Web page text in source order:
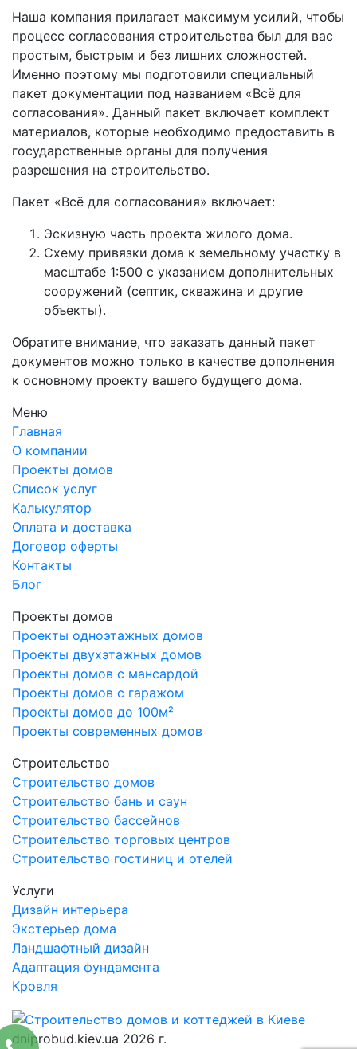
Наша компания прилагает максимум усилий, чтобы
процесс согласования строительства был для вас
простым, быстрым и без лишних сложностей.
Именно поэтому мы подготовили специальный
пакет документации под названием «Всё для
согласования». Данный пакет включает комплект
материалов, которые необходимо предоставить в
государственные органы для получения
разрешения на строительство.
Пакет «Всё для согласования» включает:
Эскизную часть проекта жилого дома.
Схему привязки дома к земельному участку в
масштабе 1:500 с указанием дополнительных
сооружений (септик, скважина и другие
объекты).
Обратите внимание, что заказать данный пакет
документов можно только в качестве дополнения
к основному проекту вашего будущего дома.
Меню
Главная
О компании
Проекты домов
Список услуг
Калькулятор
Оплата и доставка
Договор оферты
Контакты
Блог
Проекты домов
Проекты одноэтажных домов
Проекты двухэтажных домов
Проекты домов с мансардой
Проекты домов с гаражом
Проекты домов до 100м²
Проекты современных домов
Строительство
Строительство домов
Строительство бань и саун
Строительство бассейнов
Строительство торговых центров
Строительство гостиниц и отелей
Услуги
Дизайн интерьера
Экстерьер дома
Ландшафтный дизайн
Адаптация фундамента
Кровля
dniprobud.kiev.ua 2026 г.